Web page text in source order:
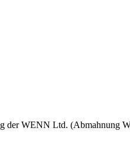
der WENN Ltd. (Abmahnung